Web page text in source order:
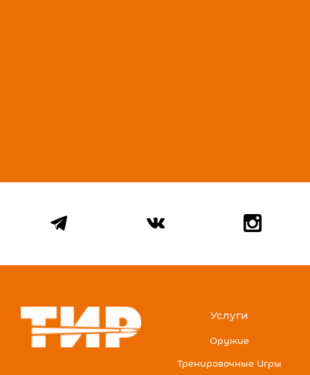
Услуги
Оружие
Тренировочные Игры